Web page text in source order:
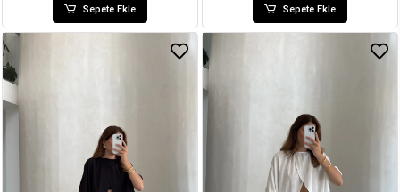
Sepete Ekle Sepete Ekle